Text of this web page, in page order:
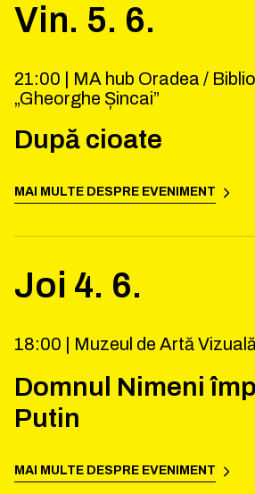
Vin. 5. 6.
21:00 | MA hub Oradea /
„Gheorghe Șincai”
După cioate
MAI MULTE DESPRE EVENIMENT
Joi 4. 6.
18:00 | Muzeul de Artă
Domnul Nimeni
Putin
MAI MULTE DESPRE EVENIMENT